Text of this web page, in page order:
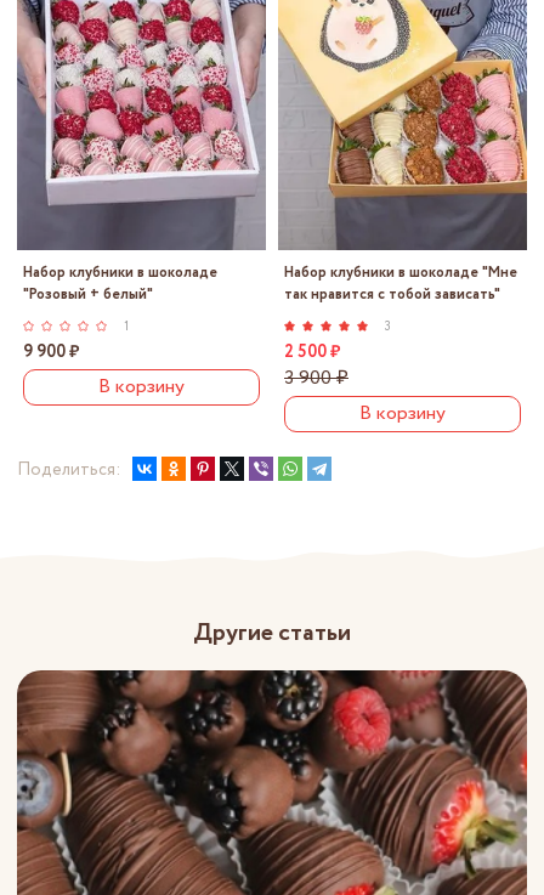
Набор клубники в шоколаде
"Розовый + белый"
1
9 900 ₽
В корзину
Набор клубники в шоколаде "Мне
так нравится с тобой зависать"
3
2 500 ₽
3 900 ₽
В корзину
Поделиться:
Другие статьи